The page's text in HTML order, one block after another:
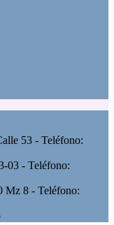
53 - Teléfono:
03 - Teléfono:
Mz 8 - Teléfono: